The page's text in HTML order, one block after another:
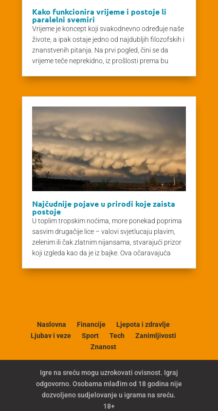
Kako funkcionira vrijeme i postoje li
paralelni svemiri
Vrijeme je koncept koji svakodnevno određuje naše
živote, a ipak ostaje jedno od najdubljih filozofskih i
znanstvenih pitanja. Na prvi pogled, čini se da
vrijeme teče neprekidno, iz prošlosti prema bu
Najčudnije pojave u prirodi koje zaista
postoje
U toplim tropskim noćima, more ponekad poprima
sasvim drugačije lice – valovi svjetlucaju plavim,
zelenim ili čak zlatnim nijansama, stvarajući prizor
koji izgleda kao da je iz bajke. Ova očaravajuća
Naslovna Financije
Ljepota i zdravlje
Ljubav i veze
Sport Tech
Zanimljivosti
Znanost
Igre na sreću mogu uzrokovati ovisnost. Igraj
odgovorno. Osobama mlađim od 18 godina nije
dozvoljeno sudjelovanje u igrama na sreću.
18+